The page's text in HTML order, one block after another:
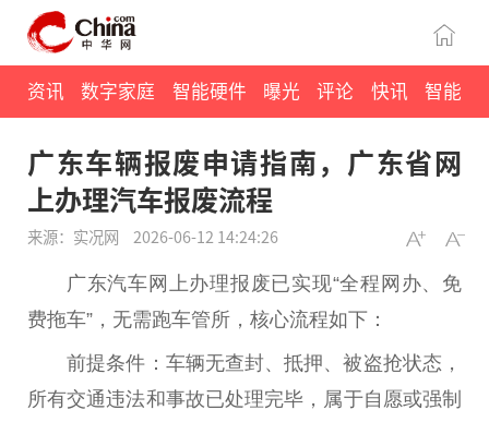
资讯 数字家庭 智能硬件 曝光 评论 快讯 智能
广东车辆报废申请指南，广东省网
上办理汽车报废流程
来源：实况网 2026-06-12 14:24:26
广东汽车网上办理报废已实现“全程网办、免
费拖车”，无需跑车管所，核心流程如下：‌‌
‌前提条件‌：车辆无查封、抵押、被盗抢状态，‌
所有交通违法和事故已处理完毕‌，属于自愿或强制